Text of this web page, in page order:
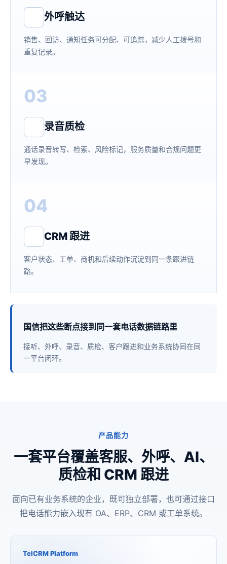
外呼触达
销售、回访、通知任务可分配、可追踪，减少人工拨号和
重复记录。
03
录音质检
通话录音转写、检索、风险标记，服务质量和合规问题更
早发现。
04
CRM 跟进
客户状态、工单、商机和后续动作沉淀到同一条跟进链
路。
国信把这些断点接到同一套电话数据链路里
接听、外呼、录音、质检、客户跟进和业务系统协同在同
一平台闭环。
产品能力
一套平台覆盖客服、外呼、AI、
质检和 CRM 跟进
面向已有业务系统的企业，既可独立部署，也可通过接口
把电话能力嵌入现有 OA、ERP、CRM 或工单系统。
TelCRM Platform